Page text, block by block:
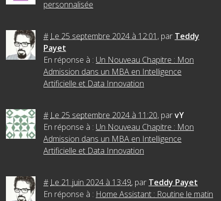
personnalisée
# Le 25 septembre 2024 à 12:01 , par Teddy
Payet
En réponse à : Un Nouveau Chapitre : Mon
Admission dans un MBA en Intelligence
Artificielle et Data Innovation
# Le 25 septembre 2024 à 11:20, parvY
En réponse à : Un Nouveau Chapitre : Mon
Admission dans un MBA en Intelligence
Artificielle et Data Innovation
# Le 21 juin 2024 à 13:49, par Teddy Payet
En réponse à : Home Assistant : Routine le matin